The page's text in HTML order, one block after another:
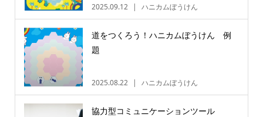
2025.09.12 ハニカムぼうけん
道をつくろう！ハニカムぼうけん 例
題
2025.08.22 ハニカムぼうけん
協力型コミュニケーションツール